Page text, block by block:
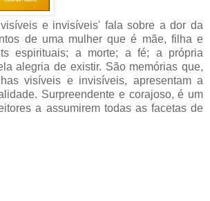
e invisíveis' fala sobre a dor da
de uma mulher que é mãe, filha e
espirituais; a morte; a fé; a própria
alegria de existir. São memórias que,
visíveis e invisíveis, apresentam a
Surpreendente e corajoso, é um
a assumirem todas as facetas de